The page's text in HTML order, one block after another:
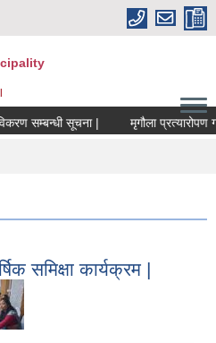
सम्बन्धी सूचना |
समिक्षा कार्यक्रम |